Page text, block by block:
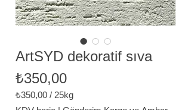
ArtSYD dekoratif sıva
₺350,00Fiyat
₺350,00 / 25kg
25